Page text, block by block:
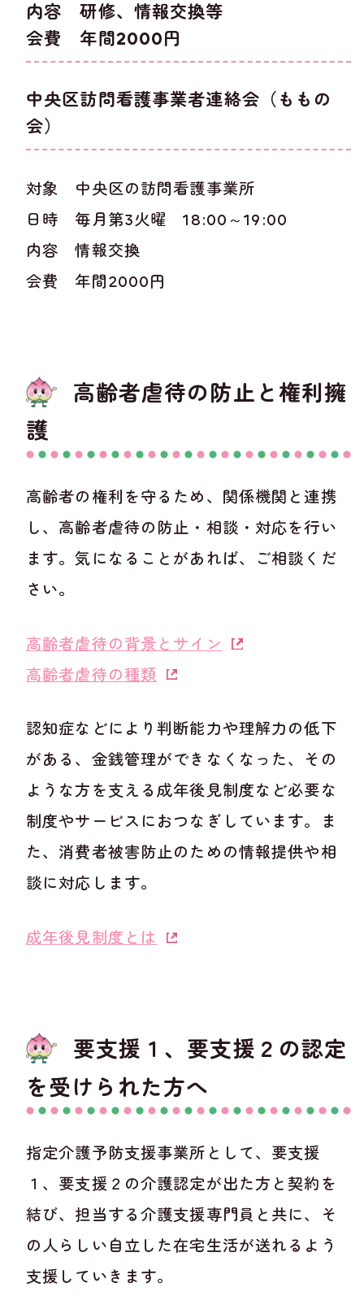
内容 研修、情報交換等
会費 年間2000円
中央区訪問看護事業者連絡会（ももの
会）
対象 中央区の訪問看護事業所
日時 毎月第3火曜 18:00～19:00
内容 情報交換
会費 年間2000円
高齢者虐待の防止と権利擁
護
高齢者の権利を守るため、関係機関と連携
し、高齢者虐待の防止・相談・対応を行い
ます。気になることがあれば、ご相談くだ
さい。
高齢者虐待の背景とサイン
高齢者虐待の種類
認知症などにより判断能力や理解力の低下
がある、金銭管理ができなくなった、その
ような方を支える成年後見制度など必要な
制度やサービスにおつなぎしています。ま
た、消費者被害防止のための情報提供や相
談に対応します。
成年後見制度とは
要支援１、要支援２の認定
を受けられた方へ
指定介護予防支援事業所として、要支援
１、要支援２の介護認定が出た方と契約を
結び、担当する介護支援専門員と共に、そ
の人らしい自立した在宅生活が送れるよう
支援していきます。